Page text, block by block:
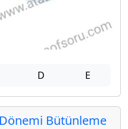
D E
Bütünleme